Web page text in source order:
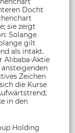
Docht
; sie zeigt
Solange
gilt
als intakt.
Alibaba-Aktie
Zeichen
die Kurse
in den
Holding